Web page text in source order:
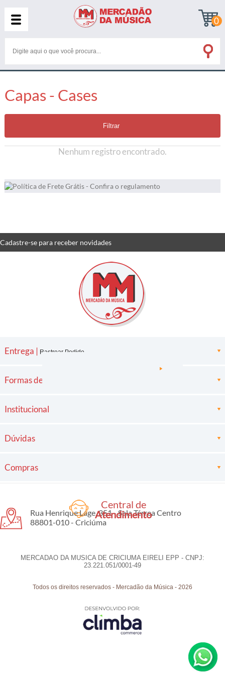
0
Capas - Cases
Filtrar
Nenhum registro encontrado.
Cadastre-se para receber novidades
Entrega | Rastrear Pedido
Formas de pagamento
Institucional
Dúvidas
Compras
Central de
Atendimento
Rua Henrique Lage, 351 - Sala Térrea Centro
88801-010 - Criciúma
MERCADAO DA MUSICA DE CRICIUMA EIRELI EPP - CNPJ:
23.221.051/0001-49
Todos os direitos reservados -Mercadão da Música -2026